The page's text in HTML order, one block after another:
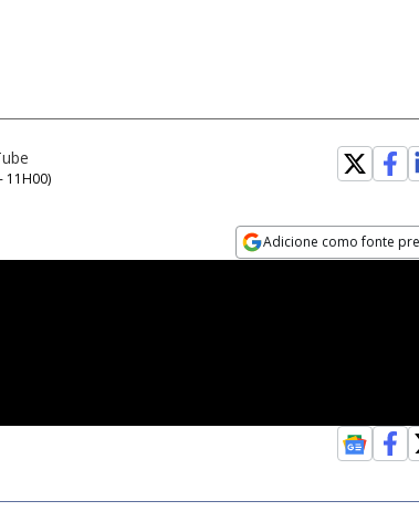
11H00)
Adicione como fonte